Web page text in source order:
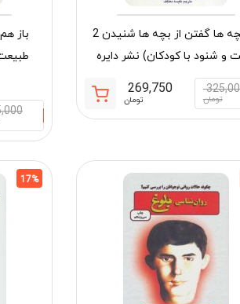
به بچه ها گفتن از بچه ها شنیدن 2
و شنود با کودکان) نشر دایره
تومان
اصلی:
325,000 تومان
269,750
تومان
فعلی:
269,750 تومان.
باز
17%